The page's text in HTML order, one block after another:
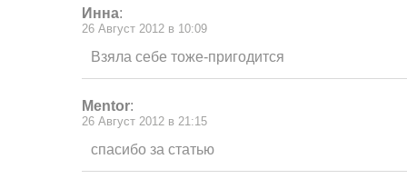
Инна:
26 Август 2012 в 10:09
Взяла себе тоже-пригодится
Mentor:
26 Август 2012 в 21:15
спасибо за статью